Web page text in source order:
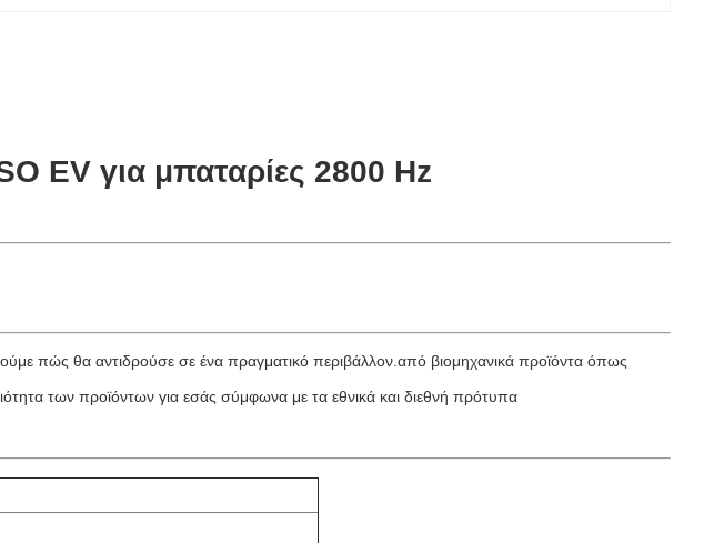
EV για μπαταρίες 2800 Hz
πώς θα αντιδρούσε σε ένα πραγματικό περιβάλλον.από βιομηχανικά προϊόντα όπως
των προϊόντων για εσάς σύμφωνα με τα εθνικά και διεθνή πρότυπα